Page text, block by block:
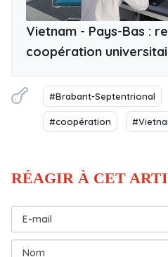
Vietnam - Pays-Bas :
coopération
#Brabant-Septentrional
#coopération